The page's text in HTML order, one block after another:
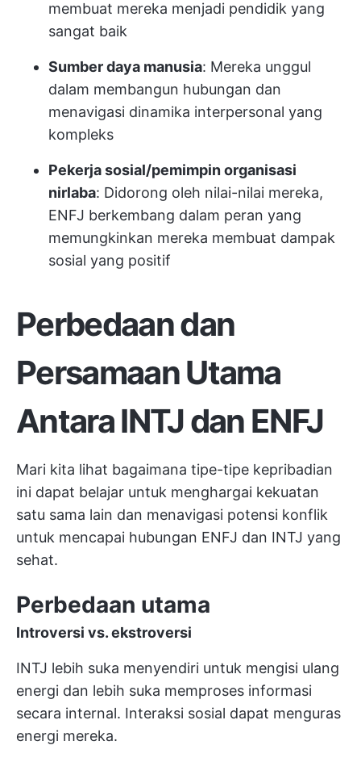
membuat mereka menjadi pendidik yang
sangat baik
Sumber daya manusia: Mereka unggul
dalam membangun hubungan dan
menavigasi dinamika interpersonal yang
kompleks
Pekerja sosial/pemimpin organisasi
nirlaba: Didorong oleh nilai-nilai mereka,
ENFJ berkembang dalam peran yang
memungkinkan mereka membuat dampak
sosial yang positif
Perbedaan dan
Persamaan Utama
Antara INTJ dan ENFJ
Mari kita lihat bagaimana tipe-tipe kepribadian
ini dapat belajar untuk menghargai kekuatan
satu sama lain dan menavigasi potensi konflik
untuk mencapai hubungan ENFJ dan INTJ yang
sehat.
Perbedaan utama
Introversi vs. ekstroversi
INTJ lebih suka menyendiri untuk mengisi ulang
energi dan lebih suka memproses informasi
secara internal. Interaksi sosial dapat menguras
energi mereka.